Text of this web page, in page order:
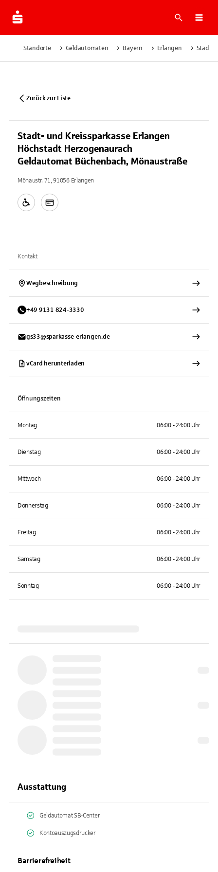
Suche
Standorte Geldautomaten Bayern Erlangen Stadt-
Zurück zur Liste
Stadt- und Kreissparkasse Erlangen
Höchstadt Herzogenaurach
Geldautomat Büchenbach, Mönaustraße
Mönaustr. 71, 91056 Erlangen
Kontakt
Wegbeschreibung
+49 9131 824-3330
gs33@sparkasse-erlangen.de
vCard herunterladen
Öffnungszeiten
Montag 06:00 - 24:00 Uhr
Dienstag 06:00 - 24:00 Uhr
Mittwoch 06:00 - 24:00 Uhr
Donnerstag 06:00 - 24:00 Uhr
Freitag 06:00 - 24:00 Uhr
Samstag 06:00 - 24:00 Uhr
Sonntag 06:00 - 24:00 Uhr
Ausstattung
Geldautomat SB-Center
Kontoauszugsdrucker
Barrierefreiheit